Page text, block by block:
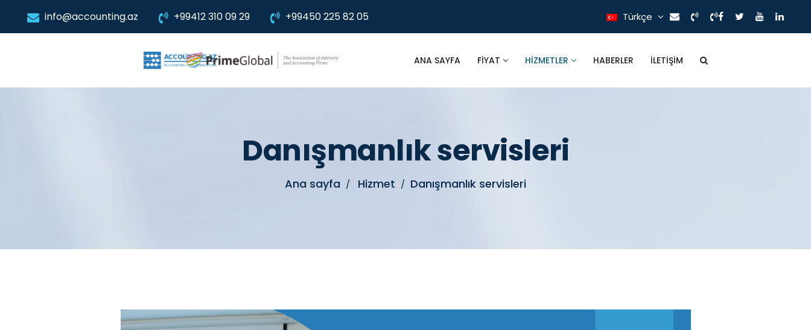
info@accounting.az +99412 310 09 29 +99450 225 82 05 Türkçe
ANA SAYFA FIYAT HIZMETLER HABERLER İLETIŞIM
Danışmanlık servisleri
Ana sayfa Hizmet Danışmanlık servisleri